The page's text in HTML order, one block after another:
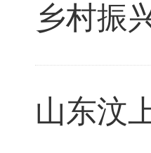
乡村振
山东汶